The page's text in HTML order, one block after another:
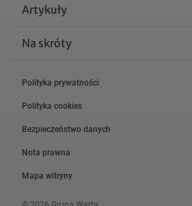
Artykuły
Na skróty
Polityka prywatności
Polityka cookies
Bezpieczeństwo danych
Nota prawna
Mapa witryny